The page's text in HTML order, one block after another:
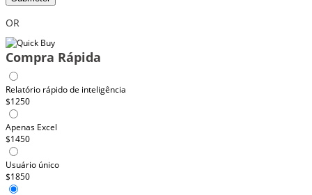
OR
Compra Rápida
Relatório rápido de inteligência
$1250
Apenas Excel
$1450
Usuário único
$1850